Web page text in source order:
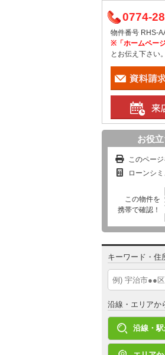
0774-
物件番号 RHS-
※「ホームページ
とお伝え下さい。
お役
このペー
ローンシ
この物件を
携帯で確認！
キーワード・住
沿線・エリアか
沿線・